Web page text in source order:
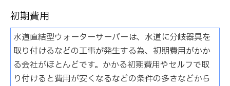
初期費用
水道直結型ウォーターサーバーは、水道に分岐器具を
取り付けるなどの工事が発生する為、初期費用がかか
る会社がほとんどです。かかる初期費用やセルフで取
り付けると費用が安くなるなどの条件の多さなどから